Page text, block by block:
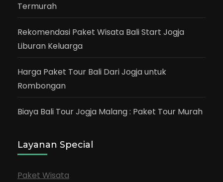
Termurah
Rekomendasi Paket Wisata Bali Start Jogja
Liburan Keluarga
Harga Paket Tour Bali Dari Jogja untuk
Rombongan
Biaya Bali Tour Jogja Malang : Paket Tour Murah
Layanan Special
Paket Wisata